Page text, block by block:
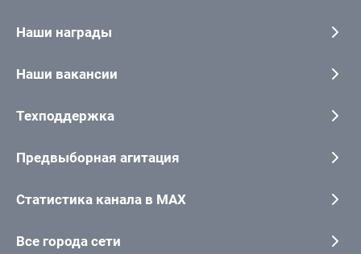
Наши награды
Наши вакансии
Техподдержка
Предвыборная агитация
Статистика канала в MAX
Все города сети